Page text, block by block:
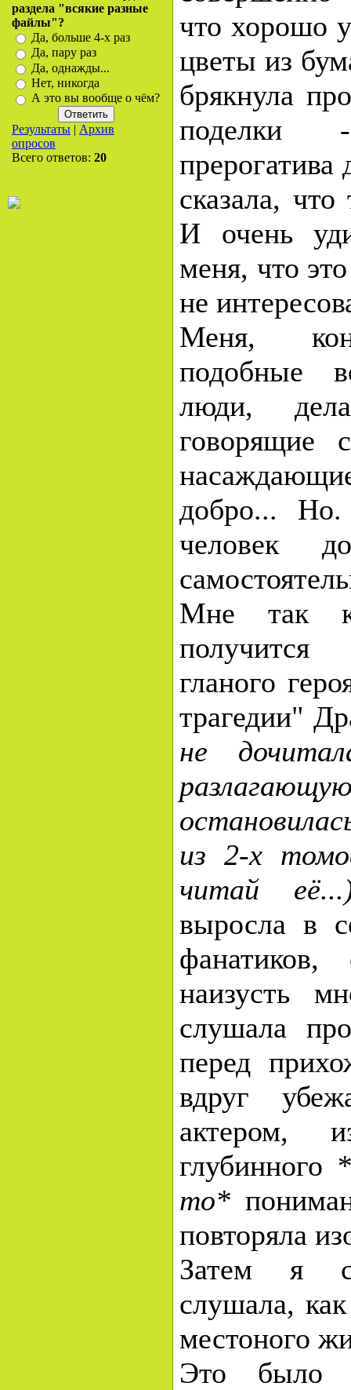
раздела "всякие разные
файлы"?
Да, больше 4-х раз
Да, пару раз
Да, однажды...
Нет, никогда
А это вы вообще о чём?
Результаты | Архив
опросов
Всего ответов: 20
что хорошо
цветы из
брякнула
поделки
прерогатива
сказала,
И очень
меня, что
не
Меня,
подобные
люди,
говорящие
добро...
человек
Мне так
гланого
трагедии"
не
из 2-х
читай
выросла в
наизусть
слушала
перед
вдруг
актером,
глубинного
то*
повторяла
Затем я
слушала,
местоного
Это было